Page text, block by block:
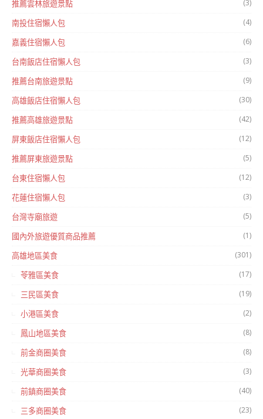
推薦雲林旅遊景點 (3)
南投住宿懶人包 (4)
嘉義住宿懶人包 (6)
台南飯店住宿懶人包 (3)
推薦台南旅遊景點 (9)
高雄飯店住宿懶人包 (30)
推薦高雄旅遊景點 (42)
屏東飯店住宿懶人包 (12)
推薦屏東旅遊景點 (5)
台東住宿懶人包 (12)
花蓮住宿懶人包 (3)
台灣寺廟旅遊 (5)
國內外旅遊優質商品推薦 (1)
高雄地區美食 (301)
苓雅區美食 (17)
三民區美食 (19)
小港區美食 (2)
鳳山地區美食 (8)
前金商圈美食 (8)
光華商圈美食 (3)
前鎮商圈美食 (40)
三多商圈美食 (23)